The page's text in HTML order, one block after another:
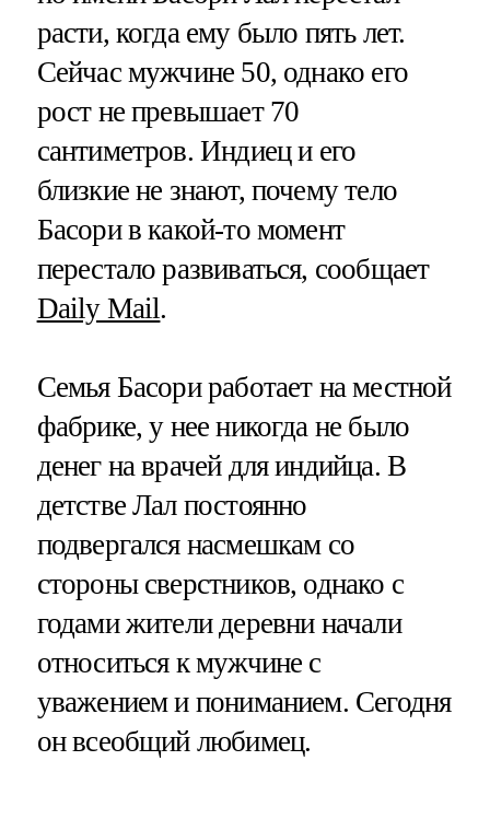
расти, когда ему было пять лет.
Сейчас мужчине 50, однако его
рост не превышает 70
сантиметров. Индиец и его
близкие не знают, почему тело
Басори в какой-то момент
перестало развиваться, сообщает
Daily Mail.
Семья Басори работает на местной
фабрике, у нее никогда не было
денег на врачей для индийца. В
детстве Лал постоянно
подвергался насмешкам со
стороны сверстников, однако с
годами жители деревни начали
относиться к мужчине с
уважением и пониманием. Сегодня
он всеобщий любимец.